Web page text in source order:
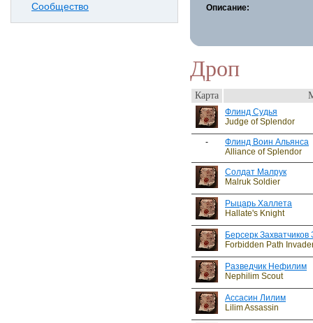
Сообщество
Описание:
Дроп
Карта
Флинд Судья
Judge of Splendor
-
Флинд Воин Альянса
Alliance of Splendor
Солдат Малрук
Malruk Soldier
Рыцарь Халлета
Hallate's Knight
Берсерк
Forbidden Path
Разведчик Нефилим
Nephilim Scout
Ассасин Лилим
Lilim Assassin